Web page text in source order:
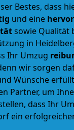
Bestes, dass
und eine
sowie Qualität
in
Ihr Umzug
wir sorgen
Wünsche
Partner, um
dass Ihr
ein